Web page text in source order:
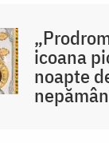
icoana
noapte